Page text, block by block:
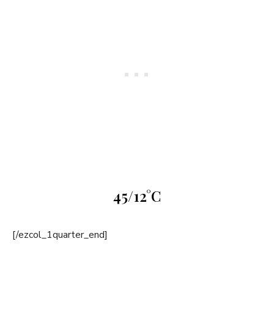
45/12°C
[/ezcol_1quarter_end]